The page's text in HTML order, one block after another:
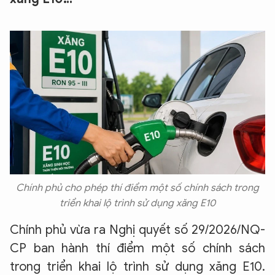
Chính phủ cho phép thí điểm một số chính sách trong
triển khai lộ trình sử dụng xăng E10
Chính phủ vừa ra Nghị quyết số 29/2026/NQ-
CP ban hành thí điểm một số chính sách
trong triển khai lộ trình sử dụng xăng E10.